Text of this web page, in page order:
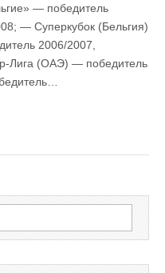
— победитель
— Суперкубок (Бельгия)
2006/2007,
Лига (ОАЭ) — победитель